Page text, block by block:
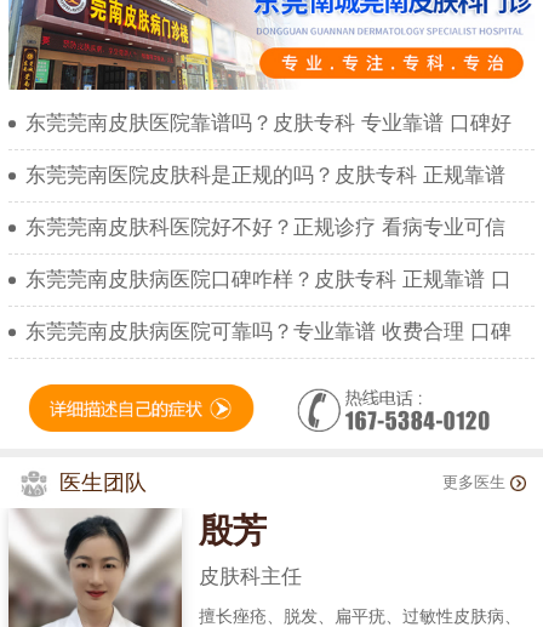
东莞莞南皮肤医院靠谱吗？皮肤专科 专业靠谱 口碑好
东莞莞南医院皮肤科是正规的吗？皮肤专科 正规靠谱
东莞莞南皮肤科医院好不好？正规诊疗 看病专业可信
东莞莞南皮肤病医院口碑咋样？皮肤专科 正规靠谱 口
东莞莞南皮肤病医院可靠吗？专业靠谱 收费合理 口碑
医生团队 更多医生
殷芳
皮肤科主任
擅长痤疮、脱发、扁平疣、过敏性皮肤病、